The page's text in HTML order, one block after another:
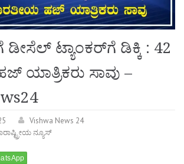
ಟ್ಯಾಂಕರ್‌ಗೆ ಡಿಕ್ಕಿ : 42
ಯಾತ್ರಿಕರು ಸಾವು –
Vishwa News 24
ನ್ಯೂಸ್